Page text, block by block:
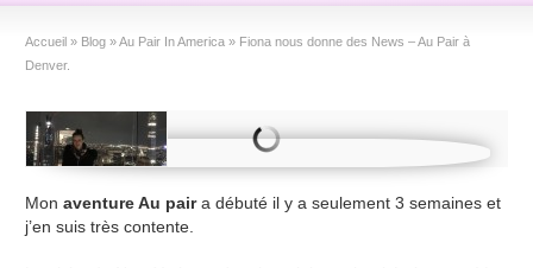
Accueil » Blog »Au Pair In America » Fiona nous donne des News – Au Pair à
Denver.
Monaventure Au paira débuté il y a seulement 3 semaines et
j’en suis très contente.